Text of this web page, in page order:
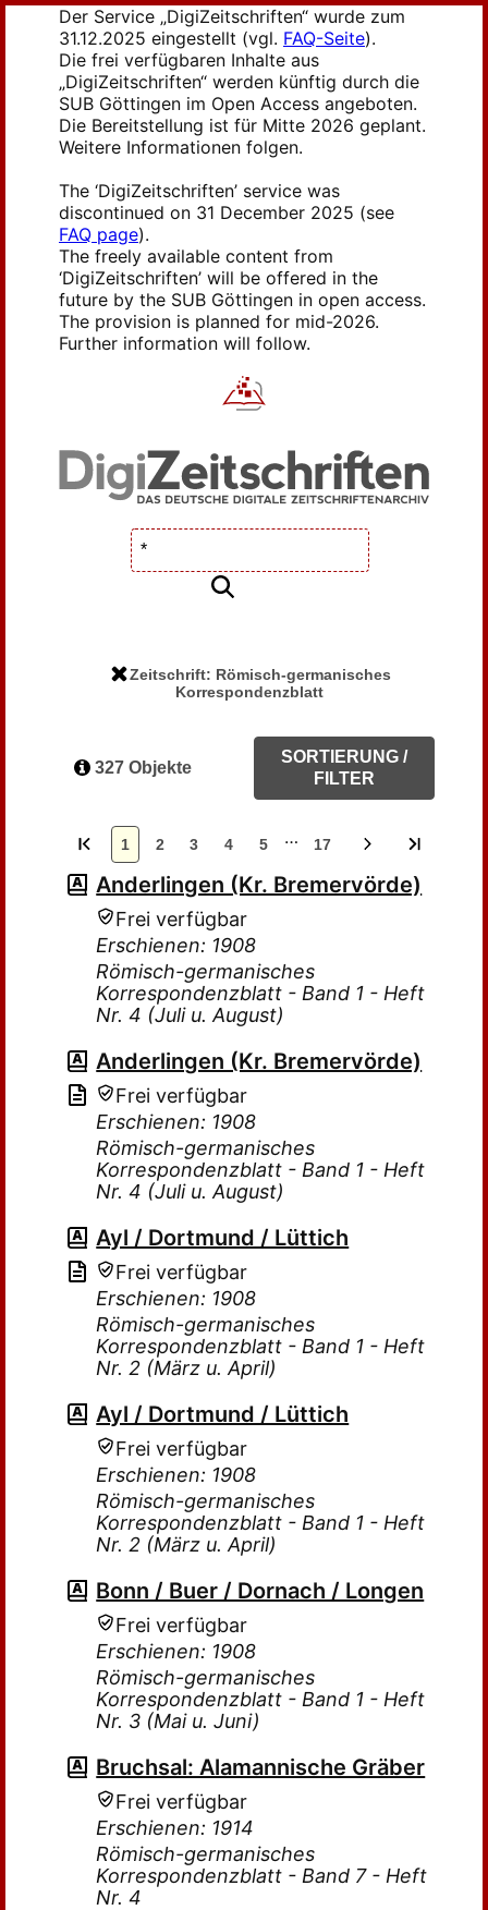
Der Service „DigiZeitschriften“ wurde zum
31.12.2025 eingestellt (vgl. FAQ-Seite).
Die frei verfügbaren Inhalte aus
„DigiZeitschriften“ werden künftig durch die
SUB Göttingen im Open Access angeboten.
Die Bereitstellung ist für Mitte 2026 geplant.
Weitere Informationen folgen.
The ‘DigiZeitschriften’ service was
discontinued on 31 December 2025 (see
FAQ page).
The freely available content from
‘DigiZeitschriften’ will be offered in the
future by the SUB Göttingen in open access.
The provision is planned for mid-2026.
Further information will follow.
Zeitschrift: Römisch-germanisches
Korrespondenzblatt
327 Objekte
SORTIERUNG /
FILTER
1 2 3 4 5 … 17
Anderlingen (Kr. Bremervörde)
Frei verfügbar
Erschienen: 1908
Römisch-germanisches
Korrespondenzblatt - Band 1 - Heft
Nr. 4 (Juli u. August)
Anderlingen (Kr. Bremervörde)
Frei verfügbar
Erschienen: 1908
Römisch-germanisches
Korrespondenzblatt - Band 1 - Heft
Nr. 4 (Juli u. August)
Ayl / Dortmund / Lüttich
Frei verfügbar
Erschienen: 1908
Römisch-germanisches
Korrespondenzblatt - Band 1 - Heft
Nr. 2 (März u. April)
Ayl / Dortmund / Lüttich
Frei verfügbar
Erschienen: 1908
Römisch-germanisches
Korrespondenzblatt - Band 1 - Heft
Nr. 2 (März u. April)
Bonn / Buer / Dornach / Longen
Frei verfügbar
Erschienen: 1908
Römisch-germanisches
Korrespondenzblatt - Band 1 - Heft
Nr. 3 (Mai u. Juni)
Bruchsal: Alamannische Gräber
Frei verfügbar
Erschienen: 1914
Römisch-germanisches
Korrespondenzblatt - Band 7 - Heft
Nr. 4